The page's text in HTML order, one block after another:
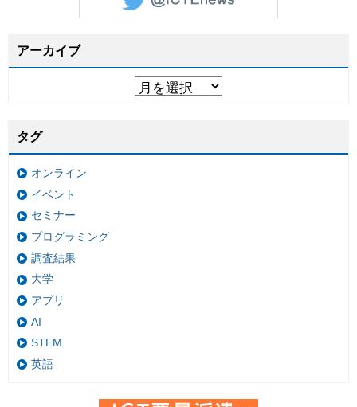
アーカイブ
タグ
オンライン
イベント
セミナー
プログラミング
調査結果
大学
アプリ
AI
STEM
英語